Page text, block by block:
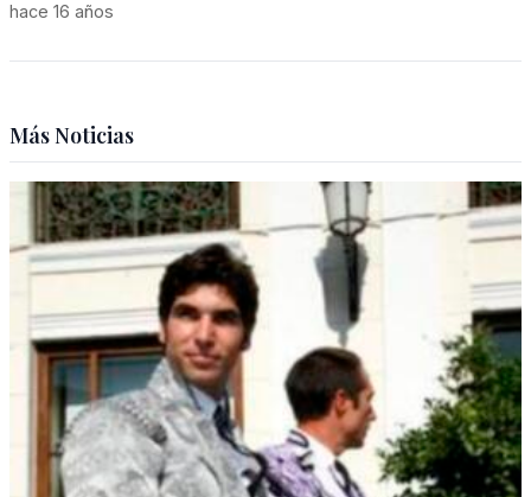
hace 16 años
Más Noticias